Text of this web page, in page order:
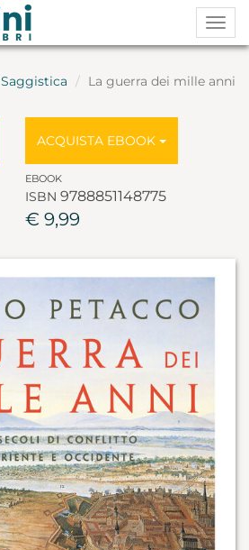
Saggistica La guerra dei mille anni
ACQUISTA EBOOK
EBOOK
ISBN 9788851148775
€ 9,99